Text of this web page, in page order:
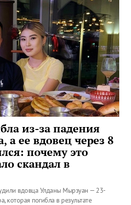
из-за падения
а ее вдовец через 8
почему это
скандал в
вдовца Улданы Мырзуан — 23-
которая погибла в результате